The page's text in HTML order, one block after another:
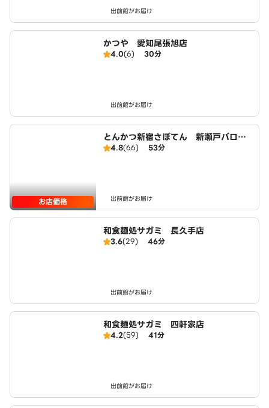
出前館がお届け
かつや 愛知尾張旭店
4.0(6) 30分
出前館がお届け
お店価格
とんかつ新宿さぼてん 新瀬戸バロー
店4.8(66) 53分
出前館がお届け
和食麺処サガミ 長久手店
3.6(29) 46分
出前館がお届け
和食麺処サガミ 四軒家店
4.2(59) 41分
出前館がお届け